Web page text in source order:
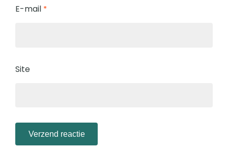
E-mail *
Site